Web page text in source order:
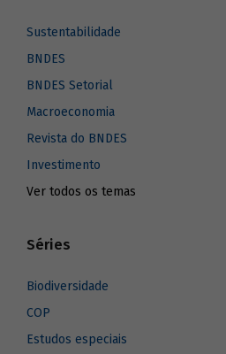
Sustentabilidade
BNDES
BNDES Setorial
Macroeconomia
Revista do BNDES
Investimento
Ver todos os temas
Séries
Biodiversidade
COP
Estudos especiais